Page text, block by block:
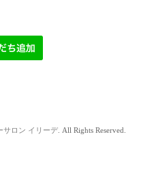
ロン イリーデ. All Rights Reserved.